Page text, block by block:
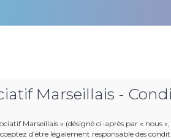
Marseillais -
Marseillais » (désigné ci-après par « nous
d’être légalement responsable des